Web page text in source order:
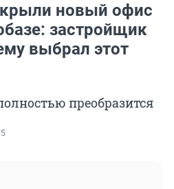
новый офис
застройщик
выбрал этот
преобразится